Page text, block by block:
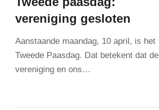
vereniging gesloten
Aanstaande maandag, 10 april, is het
Tweede Paasdag. Dat betekent dat de
vereniging en ons…